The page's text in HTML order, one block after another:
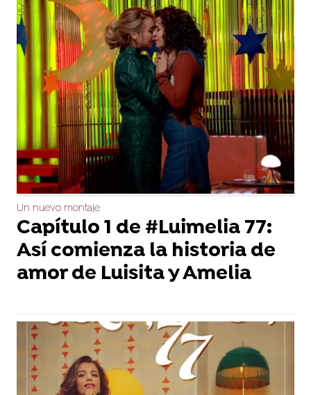
Un nuevo montaje
Capítulo 1 de #Luimelia 77:
Así comienza la historia de
amor de Luisita y Amelia